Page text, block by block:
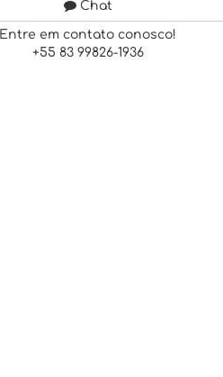
Chat
Entre em contato conosco!
+55 83 99826-1936